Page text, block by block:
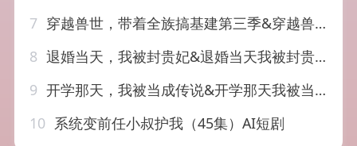
7 穿越兽世，带着全族搞基建第三季&穿越兽世带着全族搞基建第三季（120集）AI短剧
8 退婚当天，我被封贵妃&退婚当天我被封贵妃（47集）AI短剧
9 开学那天，我被当成传说&开学那天我被当成传说（80集）AI短剧
10 系统变前任小叔护我（45集）AI短剧